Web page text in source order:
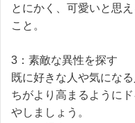
とにかく、可愛いと思
こと。
3：素敵な異性を探す
既に好きな人や気にな
ちがより高まるように
やしましょう。